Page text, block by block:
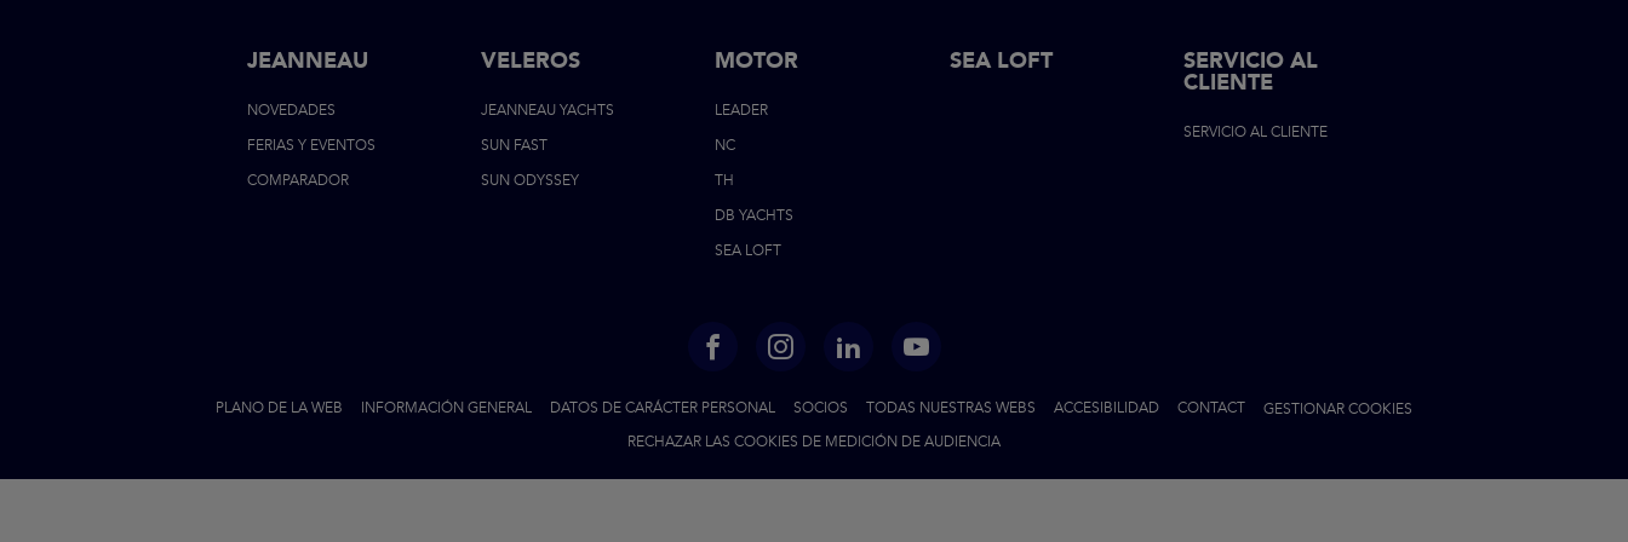
FOOTER
JEANNEAU
NOVEDADES
FERIAS Y EVENTOS
COMPARADOR
VELEROS
JEANNEAU YACHTS
SUN FAST
SUN ODYSSEY
MOTOR
LEADER
NC
TH
DB YACHTS
SEA LOFT
SEA LOFT
SERVICIO AL
CLIENTE
SERVICIO AL CLIENTE
FACEBOOK INSTAGRAM LINKED
PLANO DE LA WEB INFORMACIÓN GENERAL DATOS DE CARÁCTER PERSONAL SOCIOS TODAS NUESTRAS WEBS ACCESIBILIDAD CONTACT
GESTIONAR COOKIES
RECHAZAR LAS COOKIES DE MEDICIÓN DE AUDIENCIA